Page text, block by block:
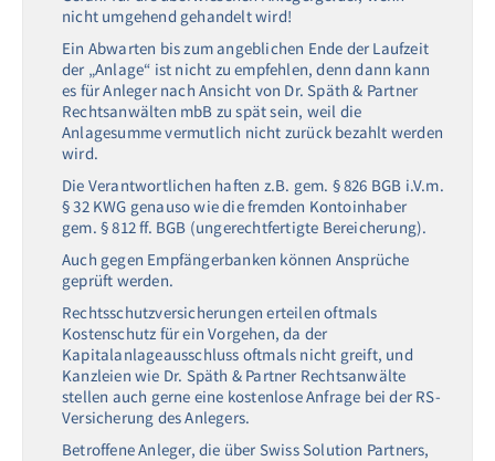
nicht umgehend gehandelt wird!
Ein Abwarten bis zum angeblichen Ende der Laufzeit
der „Anlage“ ist nicht zu empfehlen, denn dann kann
es für Anleger nach Ansicht von Dr. Späth & Partner
Rechtsanwälten mbB zu spät sein, weil die
Anlagesumme vermutlich nicht zurück bezahlt werden
wird.
Die Verantwortlichen haften z.B. gem. § 826 BGB i.V.m.
§ 32 KWG genauso wie die fremden Kontoinhaber
gem. § 812 ff. BGB (ungerechtfertigte Bereicherung).
Auch gegen Empfängerbanken können Ansprüche
geprüft werden.
Rechtsschutzversicherungen erteilen oftmals
Kostenschutz für ein Vorgehen, da der
Kapitalanlageausschluss oftmals nicht greift, und
Kanzleien wie Dr. Späth & Partner Rechtsanwälte
stellen auch gerne eine kostenlose Anfrage bei der RS-
Versicherung des Anlegers.
Betroffene Anleger, die über Swiss Solution Partners,